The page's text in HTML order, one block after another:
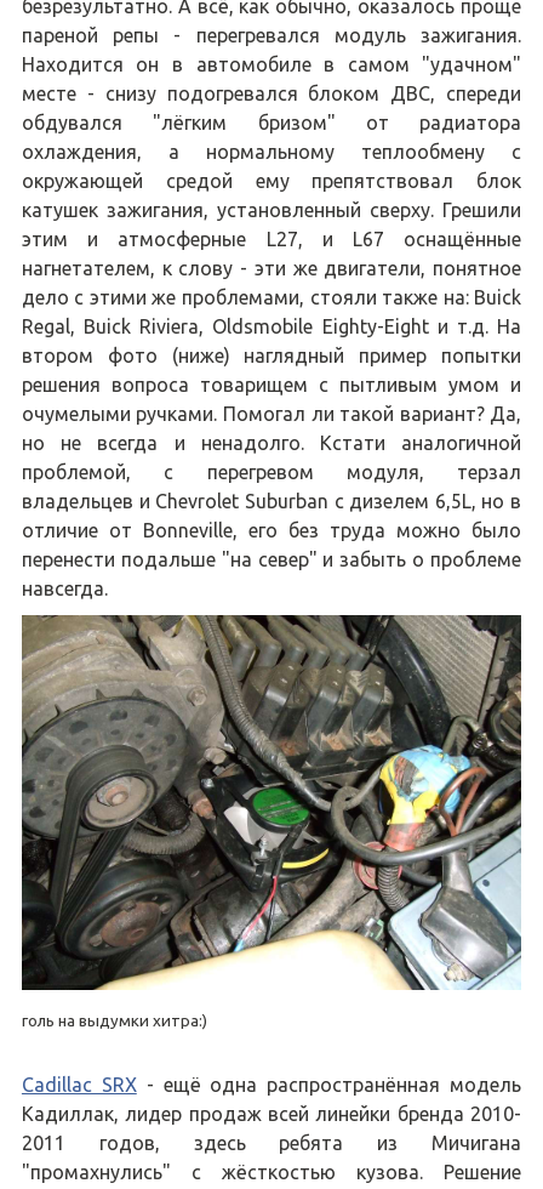
безрезультатно. А всё, как обычно, оказалось проще
пареной репы - перегревался модуль зажигания.
Находится он в автомобиле в самом "удачном"
месте - снизу подогревался блоком ДВС, спереди
обдувался "лёгким бризом" от радиатора
охлаждения, а нормальному теплообмену с
окружающей средой ему препятствовал блок
катушек зажигания, установленный сверху. Грешили
этим и атмосферные L27, и L67 оснащённые
нагнетателем, к слову - эти же двигатели, понятное
дело с этими же проблемами, стояли также на: Buick
Regal, Buick Riviera, Oldsmobile Eighty-Eight и т.д. На
втором фото (ниже) наглядный пример попытки
решения вопроса товарищем с пытливым умом и
очумелыми ручками. Помогал ли такой вариант? Да,
но не всегда и ненадолго. Кстати аналогичной
проблемой, с перегревом модуля, терзал
владельцев и Chevrolet Suburban с дизелем 6,5L, но в
отличие от Bonneville, его без труда можно было
перенести подальше "на север" и забыть о проблеме
навсегда.
голь на выдумки хитра:)
Cadillac SRX- ещё одна распространённая модель
Кадиллак, лидер продаж всей линейки бренда 2010-
2011 годов, здесь ребята из Мичигана
"промахнулись" с жёсткостью кузова. Решение